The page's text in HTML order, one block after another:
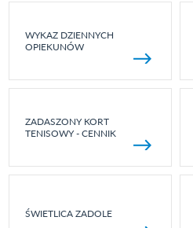
WYKAZ DZIENNYCH
OPIEKUNÓW
ZADASZONY KORT
TENISOWY - CENNIK
ŚWIETLICA ZADOLE